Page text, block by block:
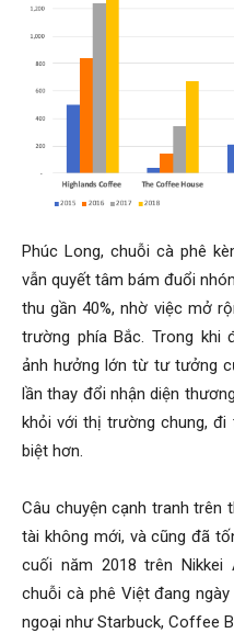
Phúc Long, chuỗi cà phê
vẫn quyết tâm bám đuổi
thu gần 40%, nhờ việc mở
trường phía Bắc. Trong khi
ảnh hưởng lớn từ tư tưởng
lần thay đổi nhận diện
khỏi với thị trường chung,
biệt hơn.
Câu chuyện cạnh tranh trên
tài không mới, và cũng đã
cuối năm 2018 trên
chuỗi cà phê Việt đang
ngoại như Starbuck, Coffee